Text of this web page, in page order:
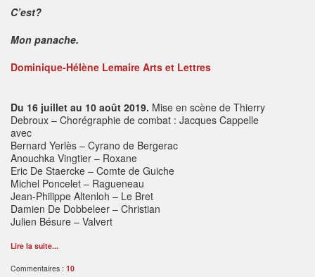
C’est?
Mon panache.
Dominique-Hélène Lemaire Arts et Lettres
Du 16 juillet au 10 août 2019. Mise en scène de Thierry
Debroux – Chorégraphie de combat : Jacques Cappelle
avec
Bernard Yerlès – Cyrano de Bergerac
Anouchka Vingtier – Roxane
Eric De Staercke – Comte de Guiche
Michel Poncelet – Ragueneau
Jean-Philippe Altenloh – Le Bret
Damien De Dobbeleer – Christian
Julien Bésure – Valvert
Lire la suite...
Commentaires : 10